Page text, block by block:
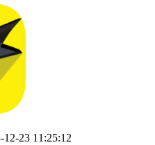
12-23 11:25:12